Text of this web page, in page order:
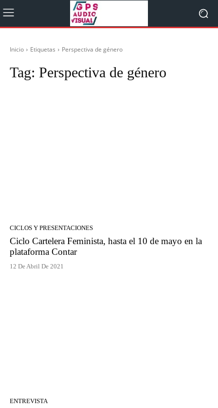
Inicio Etiquetas Perspectiva de género
Tag: Perspectiva de género
CICLOS Y PRESENTACIONES
Ciclo Cartelera Feminista, hasta el 10 de mayo en la
plataforma Contar
12 De Abril De 2021
ENTREVISTA